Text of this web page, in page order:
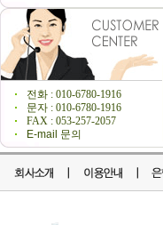
전화 : 010-6780-1916
문자 : 010-6780-1916
FAX : 053-257-2057
E-mail 문의